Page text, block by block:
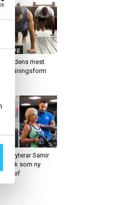
världens mest
träningsform
rekryterar Samir
Nik som ny
chef